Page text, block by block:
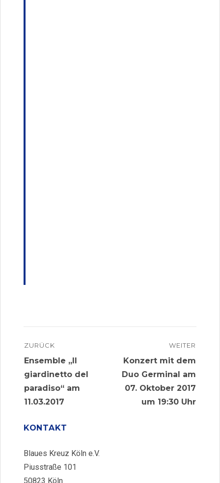
ZURÜCK
Vorheriger
Beitrag:
Ensemble „Il
giardinetto del
paradiso“ am
11.03.2017
WEITER
Nächster
Beitrag:
Konzert mit dem
Duo Germinal am
07. Oktober 2017
um 19:30 Uhr
KONTAKT
Blaues Kreuz Köln e.V.
Piusstraße 101
50823 Köln